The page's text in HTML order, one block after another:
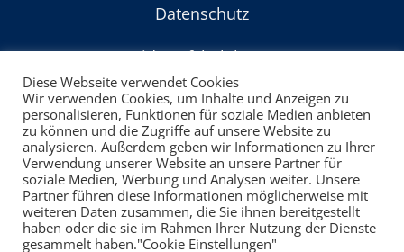
Datenschutz
Widerrufsbelehrung
© Copyright 2022
powered by: VIP-Webagentur
Diese Webseite verwendet Cookies
Wir verwenden Cookies, um Inhalte und Anzeigen zu
personalisieren, Funktionen für soziale Medien anbieten
zu können und die Zugriffe auf unsere Website zu
analysieren. Außerdem geben wir Informationen zu Ihrer
Verwendung unserer Website an unsere Partner für
soziale Medien, Werbung und Analysen weiter. Unsere
Partner führen diese Informationen möglicherweise mit
weiteren Daten zusammen, die Sie ihnen bereitgestellt
haben oder die sie im Rahmen Ihrer Nutzung der Dienste
gesammelt haben."Cookie Einstellungen"